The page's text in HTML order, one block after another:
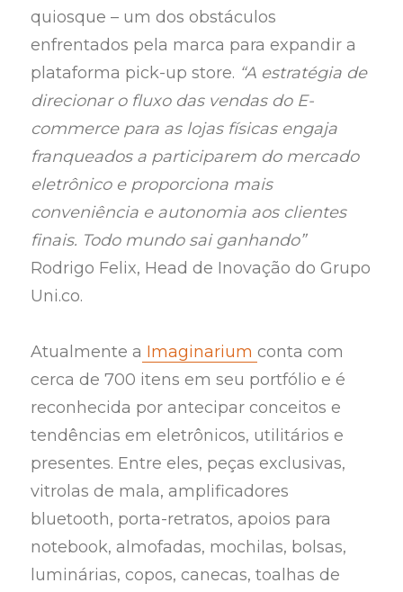
quiosque – um dos obstáculos
enfrentados pela marca para expandir a
plataforma pick-up store. “A estratégia de
direcionar o fluxo das vendas do E-
commerce para as lojas físicas engaja
franqueados a participarem do mercado
eletrônico e proporciona mais
conveniência e autonomia aos clientes
finais. Todo mundo sai ganhando”
Rodrigo Felix, Head de Inovação do Grupo
Uni.co.
Atualmente a Imaginariumconta com
cerca de 700 itens em seu portfólio e é
reconhecida por antecipar conceitos e
tendências em eletrônicos, utilitários e
presentes. Entre eles, peças exclusivas,
vitrolas de mala, amplificadores
bluetooth, porta-retratos, apoios para
notebook, almofadas, mochilas, bolsas,
luminárias, copos, canecas, toalhas de